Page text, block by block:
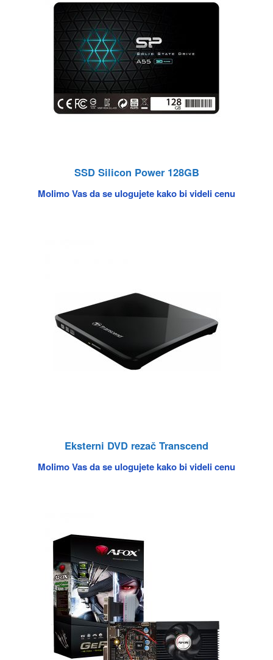
SSD Silicon Power 128GB
Molimo Vas da se ulogujete kako bi videli cenu
Eksterni DVD rezač Transcend
Molimo Vas da se ulogujete kako bi videli cenu